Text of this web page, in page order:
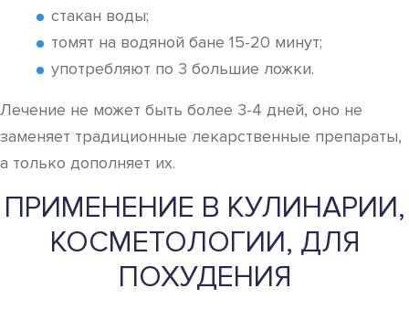
стакан воды;
томят на водяной бане 15-20 минут;
употребляют по 3 большие ложки.
Лечение не может быть более 3-4 дней, оно не
заменяет традиционные лекарственные препараты,
а только дополняет их.
ПРИМЕНЕНИЕ В КУЛИНАРИИ,
КОСМЕТОЛОГИИ, ДЛЯ
ПОХУДЕНИЯ